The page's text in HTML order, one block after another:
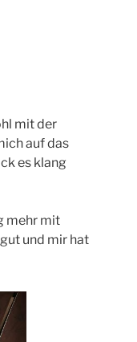
mit der
auf das
es klang
mehr mit
und mir hat